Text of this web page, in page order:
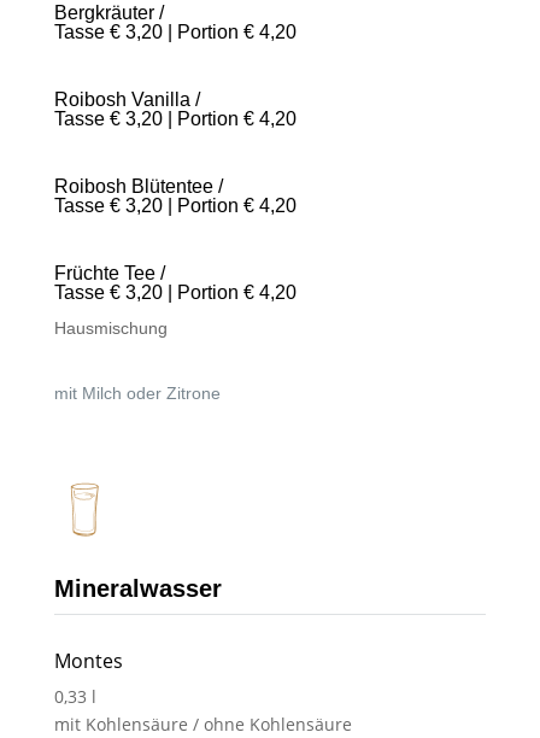
Bergkräuter /
Tasse € 3,20 | Portion € 4,20
Roibosh Vanilla /
Tasse € 3,20 | Portion € 4,20
Roibosh Blütentee /
Tasse € 3,20 | Portion € 4,20
Früchte Tee /
Tasse € 3,20 | Portion € 4,20
Hausmischung
mit Milch oder Zitrone
Mineralwasser
Montes
0,33 l
mit Kohlensäure / ohne Kohlensäure